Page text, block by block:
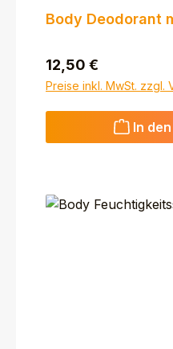
Body Deodorant
Regulärer Preis:
12,50 €
Preise inkl. MwSt. zzgl.
In